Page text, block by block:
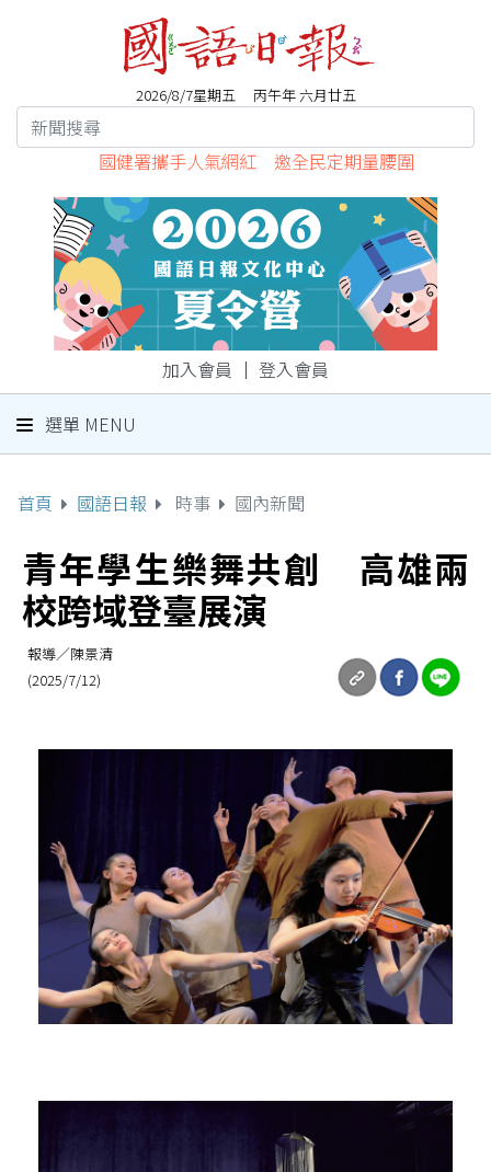
2026/8/7星期五 丙午年 六月廿五
國健署攜手人氣網紅 邀全民定期量腰圍
加入會員 ｜ 登入會員
選單 MENU
首頁 國語日報 時事 國內新聞
青年學生樂舞共創 高雄兩
校跨域登臺展演
報導／陳景清
(2025/7/12)